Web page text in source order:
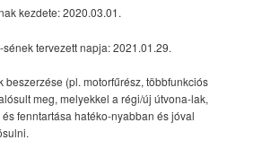
kezdete: 2020.03.01.
tervezett napja: 2021.01.29.
beszerzése (pl. motorfűrész, többfunkciós
meg, melyekkel a régi/új útvona-lak,
fenntartása hatéko-nyabban és jóval